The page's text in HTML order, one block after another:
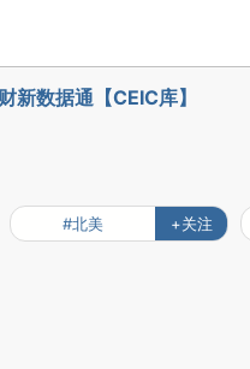
财新数据通【CEIC库】
#北美 +关注